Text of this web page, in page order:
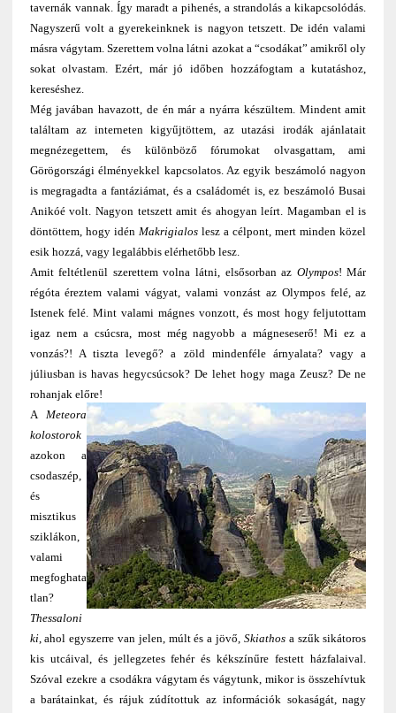
tavernák vannak. Így maradt a pihenés, a strandolás a kikapcsolódás.
Nagyszerű volt a gyerekeinknek is nagyon tetszett. De idén valami
másra vágytam. Szerettem volna látni azokat a “csodákat” amikről oly
sokat olvastam. Ezért, már jó időben hozzáfogtam a kutatáshoz,
kereséshez.
Még javában havazott, de én már a nyárra készültem. Mindent amit
találtam az interneten kigyűjtöttem, az utazási irodák ajánlatait
megnézegettem, és különböző fórumokat olvasgattam, ami
Görögországi élményekkel kapcsolatos. Az egyik beszámoló nagyon
is megragadta a fantáziámat, és a családomét is, ez beszámoló Busai
Anikóé volt. Nagyon tetszett amit és ahogyan leírt. Magamban el is
döntöttem, hogy idén Makrigialoslesz a célpont, mert minden közel
esik hozzá, vagy legalábbis elérhetőbb lesz.
Amit feltétlenül szerettem volna látni, elsősorban az Olympos! Már
régóta éreztem valami vágyat, valami vonzást az Olympos felé, az
Istenek felé. Mint valami mágnes vonzott, és most hogy feljutottam
igaz nem a csúcsra, most még nagyobb a mágneseserő! Mi ez a
vonzás?! A tiszta levegő? a zöld mindenféle árnyalata? vagy a
júliusban is havas hegycsúcsok? De lehet hogy maga Zeusz? De ne
rohanjak előre!
AMeteora
kolostorok
azokon a
csodaszép,
és
misztikus
sziklákon,
valami
megfoghata
tlan?
Thessaloni
ki, ahol egyszerre van jelen, múlt és a jövő, Skiathosa szűk sikátoros
kis utcáival, és jellegzetes fehér és kékszínűre festett házfalaival.
Szóval ezekre a csodákra vágytam és vágytunk, mikor is összehívtuk
a barátainkat, és rájuk zúdítottuk az információk sokaságát, nagy